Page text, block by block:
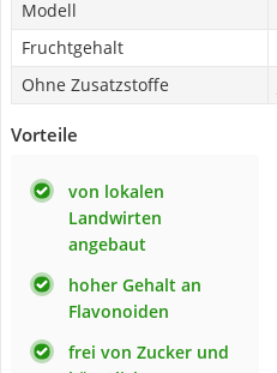
Modell
Fruchtgehalt
Ohne Zusatzstoffe
Vorteile
von lokalen
Landwirten
angebaut
hoher Gehalt an
Flavonoiden
frei von Zucker und